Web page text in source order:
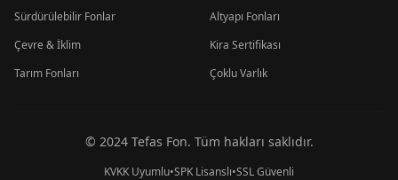
Sürdürülebilir Fonlar
Çevre & İklim
Tarım Fonları
Altyapı Fonları
Kira Sertifikası
Çoklu Varlık
© 2024 Tefas Fon. Tüm hakları saklıdır.
KVKK Uyumlu•SPK Lisanslı•SSL Güvenli